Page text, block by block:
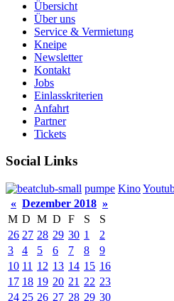
Übersicht
Über uns
Service & Vermietung
Kneipe
Newsletter
Kontakt
Jobs
Einlasskriterien
Anfahrt
Partner
Tickets
Social Links
pumpe Kino
« Dezember 2018 »
M D M D F S
S
26 27 28 29 30 1
2
3
4 5 6 7 8
9
10 11 12 13 14 15 16
17 18 19 20 21 22 23
24 25 26 27 28 29 30